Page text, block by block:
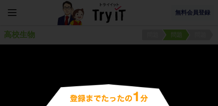
無料会員登録
高校生物 問題